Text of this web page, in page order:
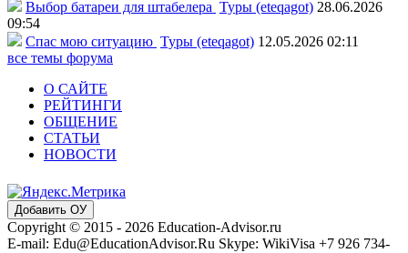
Выбор батареи для штабелера Туры (eteqagot) 28.06.2026
09:54
Спас мою ситуацию Туры (eteqagot) 12.05.2026 02:11
все темы форума
О САЙТЕ
РЕЙТИНГИ
ОБЩЕНИЕ
СТАТЬИ
НОВОСТИ
Добавить ОУ
Copyright © 2015 - 2026 Education-Advisor.ru
E-mail: Edu@EducationAdvisor.Ru Skype: WikiVisa +7 926 734-